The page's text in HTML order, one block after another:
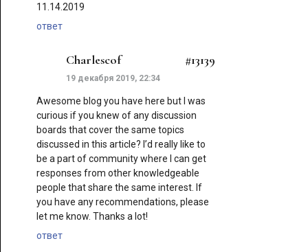
11.14.2019
ответ
Charlescof #13139
19 декабря 2019, 22:34
Awesome blog you have here but I was
curious if you knew of any discussion
boards that cover the same topics
discussed in this article? I’d really like to
be a part of community where I can get
responses from other knowledgeable
people that share the same interest. If
you have any recommendations, please
let me know. Thanks a lot!
ответ